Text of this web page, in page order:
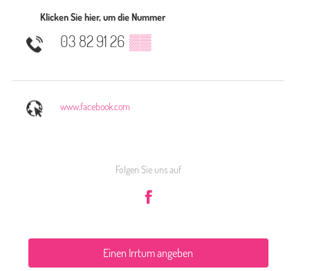
Klicken Sie hier, um die Nummer
03 82 91 26 ▒▒
www.facebook.com
Folgen Sie uns auf
Einen Irrtum angeben